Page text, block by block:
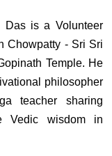
Das is a Volunteer
Chowpatty - Sri Sri
Temple. He
philosopher
teacher sharing
Vedic wisdom in